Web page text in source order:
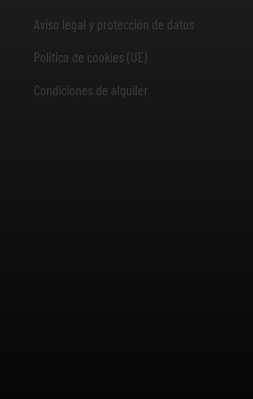
Aviso legal y protección de datos
Política de cookies (UE)
Condiciones de alquiler